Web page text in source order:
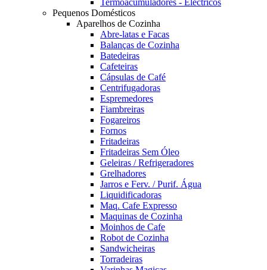
Termoacumuladores - Eléctricos
Pequenos Domésticos
Aparelhos de Cozinha
Abre-latas e Facas
Balanças de Cozinha
Batedeiras
Cafeteiras
Cápsulas de Café
Centrifugadoras
Espremedores
Fiambreiras
Fogareiros
Fornos
Fritadeiras
Fritadeiras Sem Óleo
Geleiras / Refrigeradores
Grelhadores
Jarros e Ferv. / Purif. Água
Liquidificadoras
Maq. Cafe Expresso
Maquinas de Cozinha
Moinhos de Cafe
Robot de Cozinha
Sandwicheiras
Torradeiras